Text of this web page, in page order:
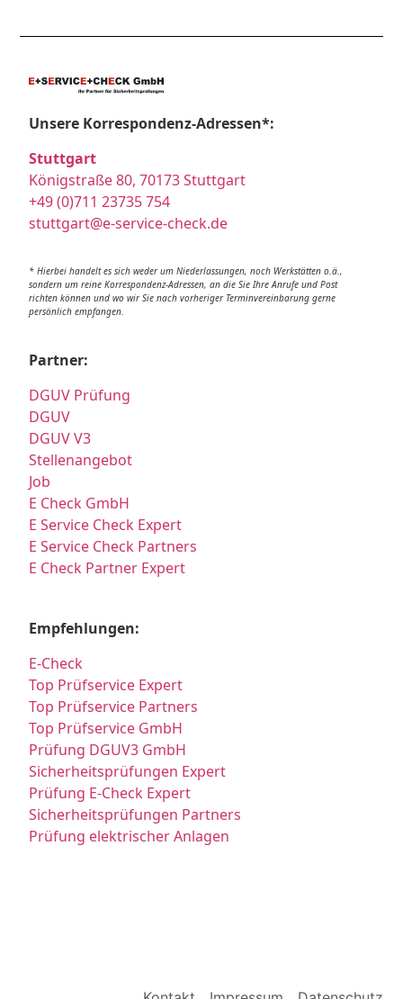
Unsere Korrespondenz-Adressen*:
Stuttgart
Königstraße 80, 70173 Stuttgart
+49 (0)711 23735 754
stuttgart@e-service-check.de
* Hierbei handelt es sich weder um Niederlassungen, noch Werkstätten o.ä.,
sondern um reine Korrespondenz-Adressen, an die Sie Ihre Anrufe und Post
richten können und wo wir Sie nach vorheriger Terminvereinbarung gerne
persönlich empfangen.
Partner:
DGUV Prüfung
DGUV
DGUV V3
Stellenangebot
Job
E Check GmbH
E Service Check Expert
E Service Check Partners
E Check Partner Expert
Empfehlungen:
E-Check
Top Prüfservice Expert
Top Prüfservice Partners
Top Prüfservice GmbH
Prüfung DGUV3 GmbH
Sicherheitsprüfungen Expert
Prüfung E-Check Expert
Sicherheitsprüfungen Partners
Prüfung elektrischer Anlagen